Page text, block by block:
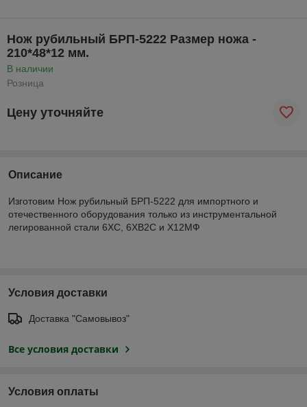
Нож рубильный БРП-5222 Размер ножа -
210*48*12 мм.
В наличии
Розница
Цену уточняйте
Описание
Изготовим Нож рубильный БРП-5222 для импортного и
отечественного оборудования только из инструментальной
легированной стали 6ХС, 6ХВ2С и Х12МФ
Условия доставки
Доставка "Самовывоз"
Все условия доставки
Условия оплаты